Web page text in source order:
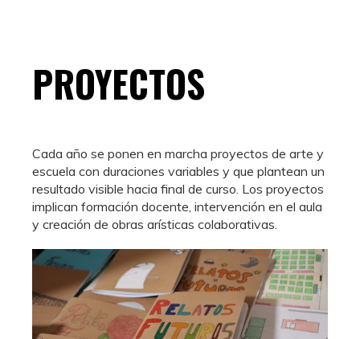
PROYECTOS
Cada año se ponen en marcha proyectos de arte y
escuela con duraciones variables y que plantean un
resultado visible hacia final de curso. Los proyectos
implican formación docente, intervención en el aula
y creación de obras arísticas colaborativas.